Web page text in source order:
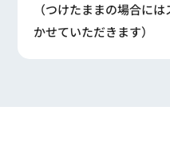
（つけたままの場合に
かせていただきます）